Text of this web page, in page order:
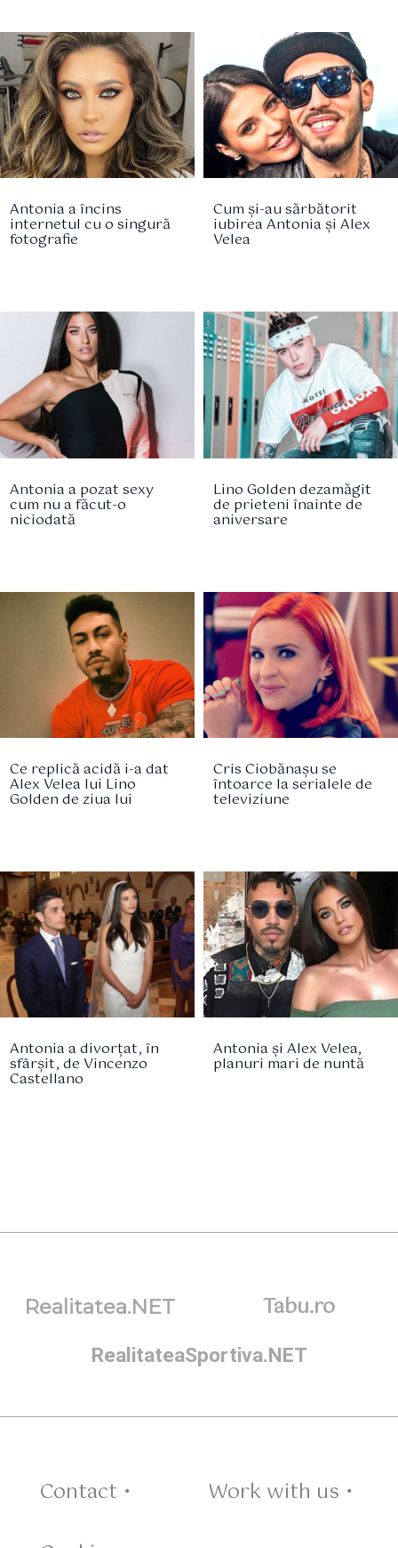
Antonia a încins
internetul cu o singură
fotografie
Cum și-au sărbătorit
iubirea Antonia și Alex
Velea
Antonia a pozat sexy
cum nu a făcut-o
niciodată
Lino Golden dezamăgit
de prieteni înainte de
aniversare
Ce replică acidă i-a dat
Alex Velea lui Lino
Golden de ziua lui
Cris Ciobănașu se
întoarce la serialele de
televiziune
Antonia a divorțat, în
sfârșit, de Vincenzo
Castellano
Antonia și Alex Velea,
planuri mari de nuntă
Realitatea.NET Tabu.ro
RealitateaSportiva.NET
Contact •
Work with us •